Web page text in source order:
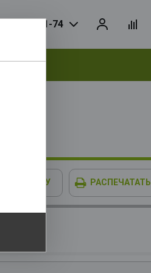
728-81-74
В КОРЗИНУ РАСПЕЧАТАТЬ